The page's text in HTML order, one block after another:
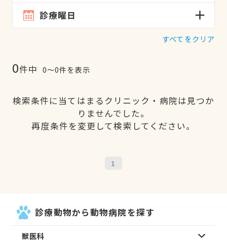
診療曜日
すべてをクリア
0件中 0〜0件を表示
検索条件に当てはまるクリニック・病院は見つか
りませんでした。
再度条件を変更して検索してください。
1
診療動物から動物病院を探す
獣医科